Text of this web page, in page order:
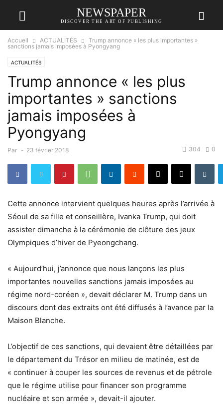
NEWSPAPER
DISCOVER THE ART OF PUBLISHING
Accueil ACTUALITÉS
Trump annonce « les plus importantes »
sanctions jamais imposées à Pyongyang
ACTUALITÉS
Trump annonce « les plus
importantes » sanctions
jamais imposées à
Pyongyang
Par - 23 février 2018 0
304
Cette annonce intervient quelques heures après l’arrivée à
Séoul de sa fille et conseillère, Ivanka Trump, qui doit
assister dimanche à la cérémonie de clôture des jeux
Olympiques d’hiver de Pyeongchang.
« Aujourd’hui, j’annonce que nous lançons les plus
importantes nouvelles sanctions jamais imposées au
régime nord-coréen », devait déclarer M. Trump dans un
discours dont des extraits ont été diffusés à l’avance par la
Maison Blanche.
L’objectif de ces sanctions, qui devaient être détaillées par
le département du Trésor en milieu de matinée, est de
« continuer à couper les sources de revenus et de pétrole
que le régime utilise pour financer son programme
nucléaire et son armée », devait-il ajouter.